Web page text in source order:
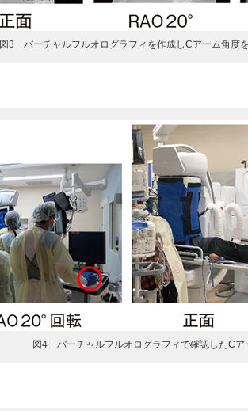
図3 バーチャルフルオログラフィを作成しCアーム角度
図4 バーチャルフルオログラフィで確認したCア